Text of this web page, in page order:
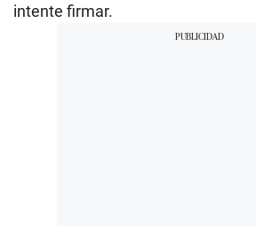
intente firmar.